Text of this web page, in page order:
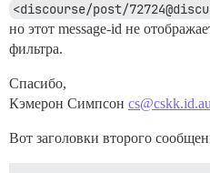
<discourse/post/
но этот message-id не
фильтра.
Спасибо,
Кэмерон Симпсон cs@cskk.id.au
Вот заголовки второго